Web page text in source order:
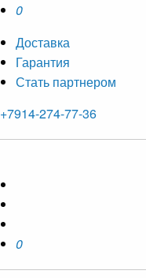
0
Доставка
Гарантия
Стать партнером
+7914-274-77-36
0